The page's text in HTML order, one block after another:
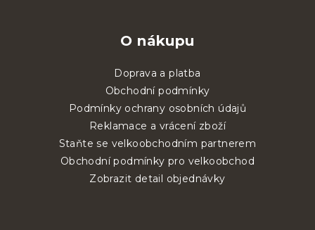
O nákupu
Doprava a platba
Obchodní podmínky
Podmínky ochrany osobních údajů
Reklamace a vrácení zboží
Staňte se velkoobchodním partnerem
Obchodní podmínky pro velkoobchod
Zobrazit detail objednávky